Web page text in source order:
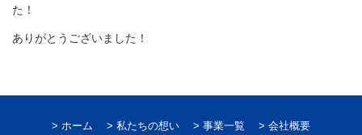
た！
ありがとうございました！
ホーム 私たちの想い 事業一覧
会社概要